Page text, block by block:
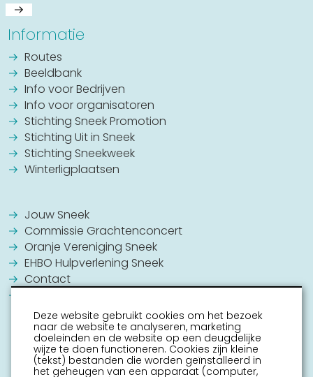
Informatie
Routes
Beeldbank
Info voor Bedrijven
Info voor organisatoren
Stichting Sneek Promotion
Stichting Uit in Sneek
Stichting Sneekweek
Winterligplaatsen
Jouw Sneek
Commissie Grachtenconcert
Oranje Vereniging Sneek
EHBO Hulpverlening Sneek
Contact
Deze website gebruikt cookies om het bezoek
naar de website te analyseren, marketing
doeleinden en de website op een deugdelijke
wijze te doen functioneren. Cookies zijn kleine
(tekst) bestanden die worden geïnstalleerd in
het geheugen van een apparaat (computer,